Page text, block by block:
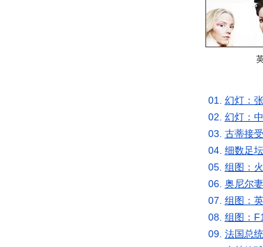
01. 幻灯：
02. 幻灯：
03. 古蒂接
04. 细数足
05. 组图：
06. 奥尼尔
07. 组图：
08. 组图：
09. 法国总